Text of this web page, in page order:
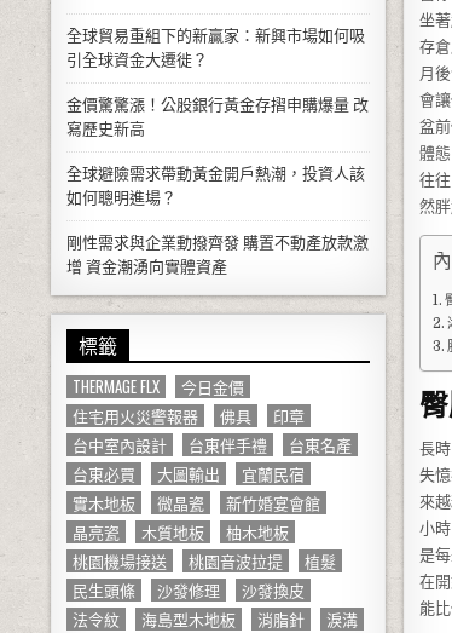
坐
存
月
會
盆
體
往
然
長
失
來
小
是
在
能
全球貿易重組下的新贏家：新興市場如何吸
引全球資金大遷徙？
金價驚驚漲！公股銀行黃金存摺申購爆量 改
寫歷史新高
全球避險需求帶動黃金開戶熱潮，投資人該
如何聰明進場？
剛性需求與企業動撥齊發 購置不動產放款激
增 資金潮湧向實體資產
標籤
THERMAGE FLX
今日金價
住宅用火災警報器
佛具
印章
台中室內設計
台東伴手禮
台東名產
台東必買
大圖輸出
宜蘭民宿
實木地板
微晶瓷
新竹婚宴會館
晶亮瓷
木質地板
柚木地板
桃園機場接送
桃園音波拉提
植髮
民生頭條
沙發修理
沙發換皮
法令紋
海島型木地板 消脂針
淚溝